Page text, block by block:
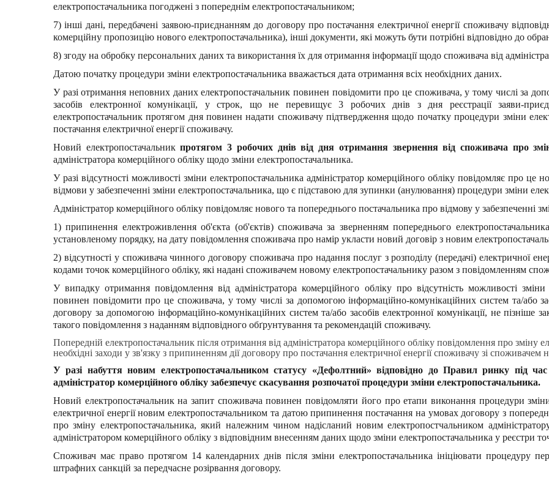
електропостачальника погоджені з попереднім електропостачальником;
7) інші дані, передбачені заявою-приєднанням до договору про постачання електричної енергії споживачу
комерційну пропозицію нового електропостачальника), інші документи, які можуть бути потрібні відповідно до
8) згоду на обробку персональних даних та використання їх для отримання інформації щодо споживача від
Датою початку процедури зміни електропостачальника вважається дата отримання всіх необхідних даних.
У разі отримання неповних даних електропостачальник повинен повідомити про це споживача, у тому числі за
засобів електронної комунікації, у строк, що не перевищує 3 робочих днів з дня реєстрації заяви-
електропостачальник протягом дня повинен надати споживачу підтвердження щодо початку процедури зміни
постачання електричної енергії споживачу.
Новий електропостачальникпротягом 3 робочих днів від дня отримання звернення від споживача про
адміністратора комерційного обліку щодо зміни електропостачальника.
У разі відсутності можливості зміни електропостачальника адміністратор комерційного обліку повідомляє про це
відмови у забезпеченні зміни електропостачальника, що є підставою для зупинки (анулювання) процедури зміни
Адміністратор комерційного обліку повідомляє нового та попереднього постачальника про відмову у забезпеченні
1) припинення електроживлення об'єкта (об'єктів) споживача за зверненням попереднього
установленому порядку, на дату повідомлення споживача про намір укласти новий договір з новим
2) відсутності у споживача чинного договору споживача про надання послуг з розподілу (передачі) електричної
кодами точок комерційного обліку, які надані споживачем новому електропостачальнику разом з повідомленням
У випадку отримання повідомлення від адміністратора комерційного обліку про відсутність можливості
повинен повідомити про це споживача, у тому числі за допомогою інформаційно-комунікаційних систем та/або
договору за допомогою інформаційно-комунікаційних систем та/або засобів електронної комунікації, не пізніше
такого повідомлення з наданням відповідного обґрунтування та рекомендацій споживачу.
Попередній електропостачальник після отримання від адміністратора комерційного обліку повідомлення про зміну
необхідні заходи у зв'язку з припиненням дії договору про постачання електричної енергії споживачу зі споживачем
У разі набуття новим електропостачальником статусу «Дефолтний» відповідно до Правил ринку під час
адміністратор комерційного обліку забезпечує скасування розпочатої процедури зміни електропостачальника.
Новий електропостачальник на запит споживача повинен повідомляти його про етапи виконання процедури
електричної енергії новим електропостачальником та датою припинення постачання на умовах договору з
про зміну електропостачальника, який належним чином надісланий новим електропостчальником
адміністратором комерційного обліку з відповідним внесенням даних щодо зміни електропостачальника у реєстри
Споживач має право протягом 14 календарних днів після зміни електропостачальника ініціювати процедуру
штрафних санкцій за передчасне розірвання договору.